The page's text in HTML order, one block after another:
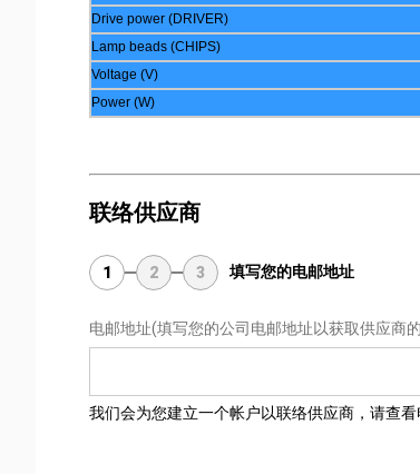
Drive power (DRIVER)
Lamp beads (CHIPS)
Voltage (V)
Power (W)
联络供应商
1 2 3 填写您的电邮地址
电邮地址(填写您的公司电邮地址以获取供应商
我们会为您建立一个帐户以联络供应商，请查看